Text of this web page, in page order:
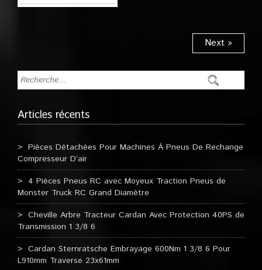
Next »
Articles récents
Pièces Détachées Pour Machines À Pneus De Rechange
Compresseur D’air
4 Pièces Pneus RC avec Moyeux Traction Pneus de
Monster Truck RC Grand Diamètre
Cheville Arbre Tracteur Cardan Avec Protection 40PS de
Transmission 1 3/8 6
Cardan Sternratsche Embrayage 600Nm 1 3/8 6 Pour
L910mm Traverse 23x61mm